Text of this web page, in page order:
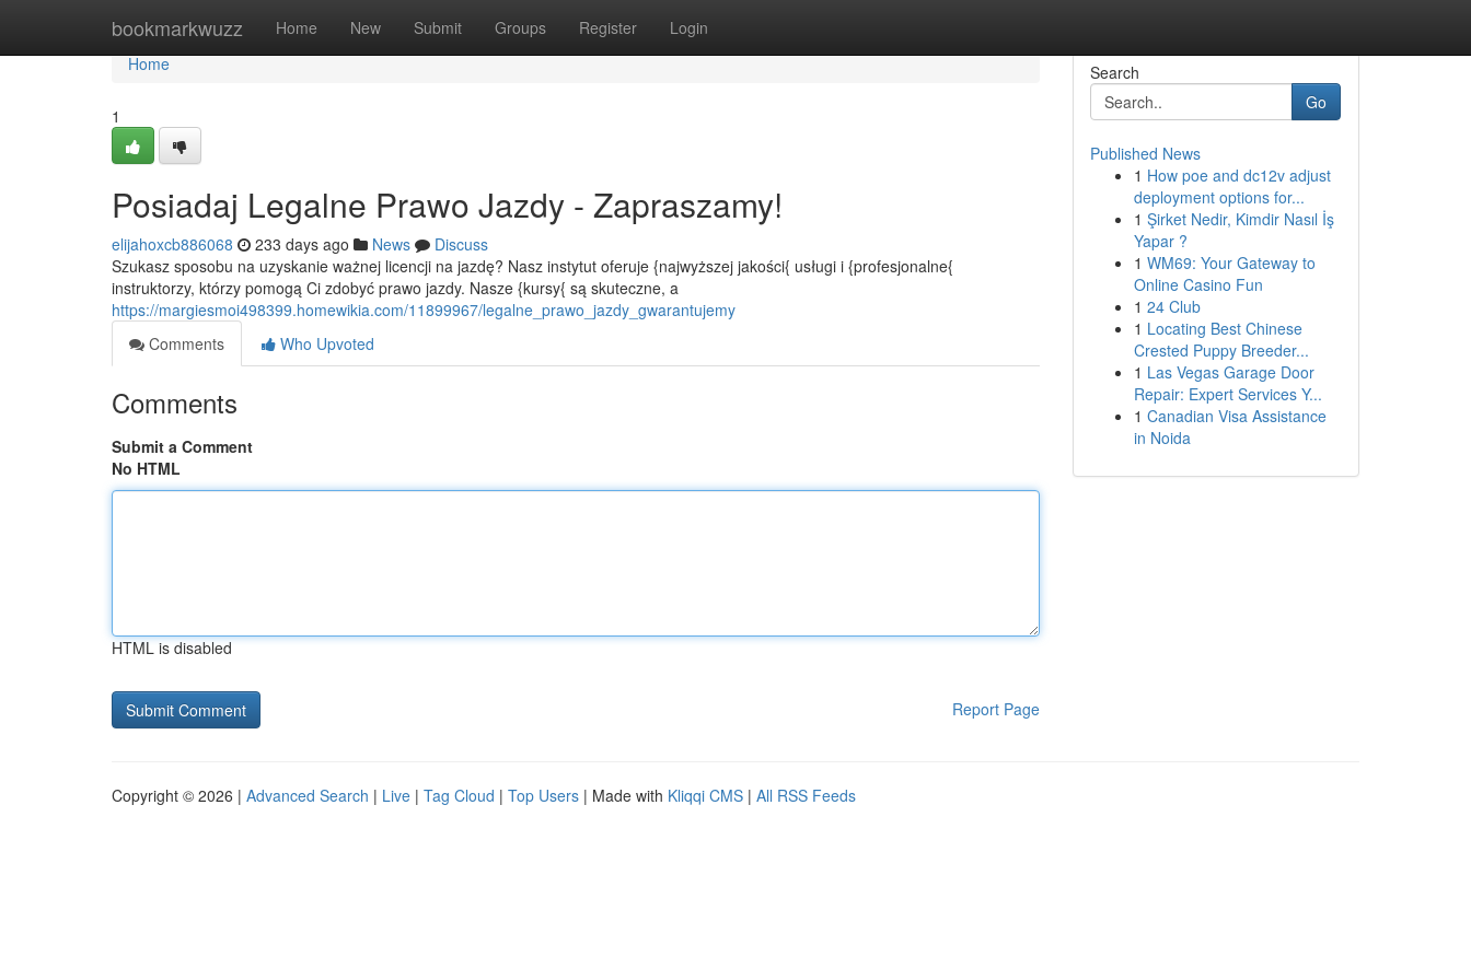
bookmarkwuzz Home New Submit Groups Register Login
Home
Home
1
Posiadaj Legalne Prawo Jazdy - Zapraszamy!
elijahoxcb886068 233 days ago News
Discuss
Szukasz sposobu na uzyskanie ważnej licencji na jazdę? Nasz instytut oferuje {najwyższej jakości{ usługi i {profesjonalne{
instruktorzy, którzy pomogą Ci zdobyć prawo jazdy. Nasze {kursy{ są skuteczne, a
https://margiesmoi498399.homewikia.com/11899967/legalne_prawo_jazdy_gwarantujemy
Comments
Who Upvoted
Comments
Submit a Comment
No HTML
HTML is disabled
Report Page
Search
Go
Published News
1 How poe and dc12v adjust
deployment options for...
1 Şirket Nedir, Kimdir Nasıl İş
Yapar ?
1 WM69: Your Gateway to
Online Casino Fun
1 24 Club
1 Locating Best Chinese
Crested Puppy Breeder...
1 Las Vegas Garage Door
Repair: Expert Services Y...
1 Canadian Visa Assistance
in Noida
Copyright © 2026 | Advanced Search | Live | Tag Cloud | Top Users | Made with Kliqqi CMS | All RSS Feeds